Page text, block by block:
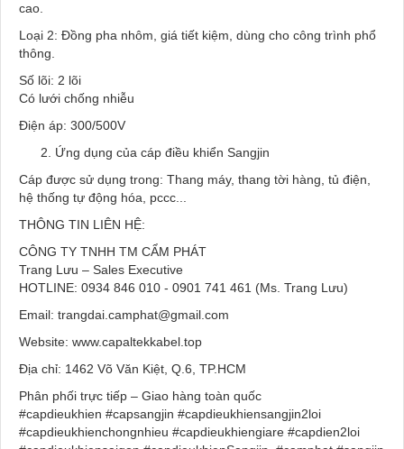
cao.
Loại 2: Đồng pha nhôm, giá tiết kiệm, dùng cho công trình phổ
thông.
Số lõi: 2 lõi
Có lưới chống nhiễu
Điện áp: 300/500V
Ứng dụng của cáp điều khiển Sangjin
Cáp được sử dụng trong: Thang máy, thang tời hàng, tủ điện,
hệ thống tự động hóa, pccc...
THÔNG TIN LIÊN HỆ:
CÔNG TY TNHH TM CẨM PHÁT
Trang Lưu – Sales Executive
HOTLINE: 0934 846 010 - 0901 741 461 (Ms. Trang Lưu)
Email: trangdai.camphat@gmail.com
Website: www.capaltekkabel.top
Địa chỉ: 1462 Võ Văn Kiệt, Q.6, TP.HCM
Phân phối trực tiếp – Giao hàng toàn quốc
#capdieukhien #capsangjin #capdieukhiensangjin2loi
#capdieukhienchongnhieu #capdieukhiengiare #capdien2loi